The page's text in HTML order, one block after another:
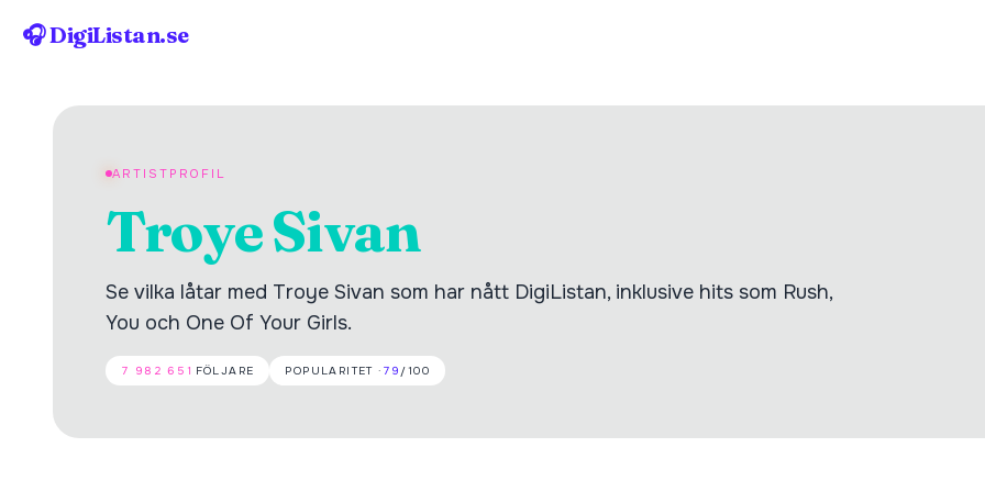
🎧 DigiListan.se
ARTISTPROFIL
Troye Sivan
Se vilka låtar med Troye Sivan som har nått DigiListan, inklusive hits som Rush,
You och One Of Your Girls.
7 982 651 FÖLJARE POPULARITET · 79 /100